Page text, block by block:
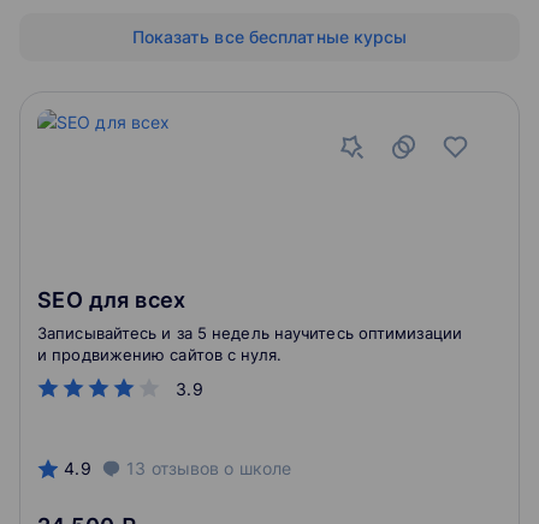
Показать все бесплатные курсы
SEO для всех
3.9
Записывайтесь и за 5 недель научитесь оптимизации
и продвижению сайтов с нуля.
4.9 13 отзывов о школе